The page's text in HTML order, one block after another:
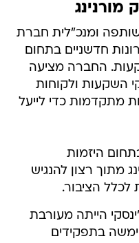
מורנינג
ומנכ"לית חברת
חדשניים בתחום
החברה מציעה
השקעות ולקוחות
מתקדמות כדי לייעל
היזמות
מתוך רצון להנגיש
לכלל הציבור.
הייתה מעורבת
בתפקידים